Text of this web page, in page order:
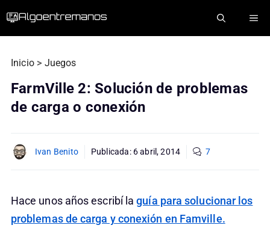
Inicio > Juegos
FarmVille 2: Solución de problemas
de carga o conexión
Ivan Benito Publicada: 6 abril, 2014 7
Hace unos años escribí laguía para solucionar los
problemas de carga y conexión en Famville.